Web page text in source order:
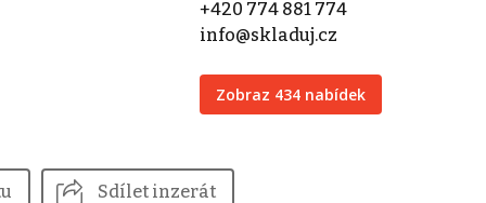
+420 774 881 774
info@skladuj.cz
Zobraz 434 nabídek
Sdílet inzerát